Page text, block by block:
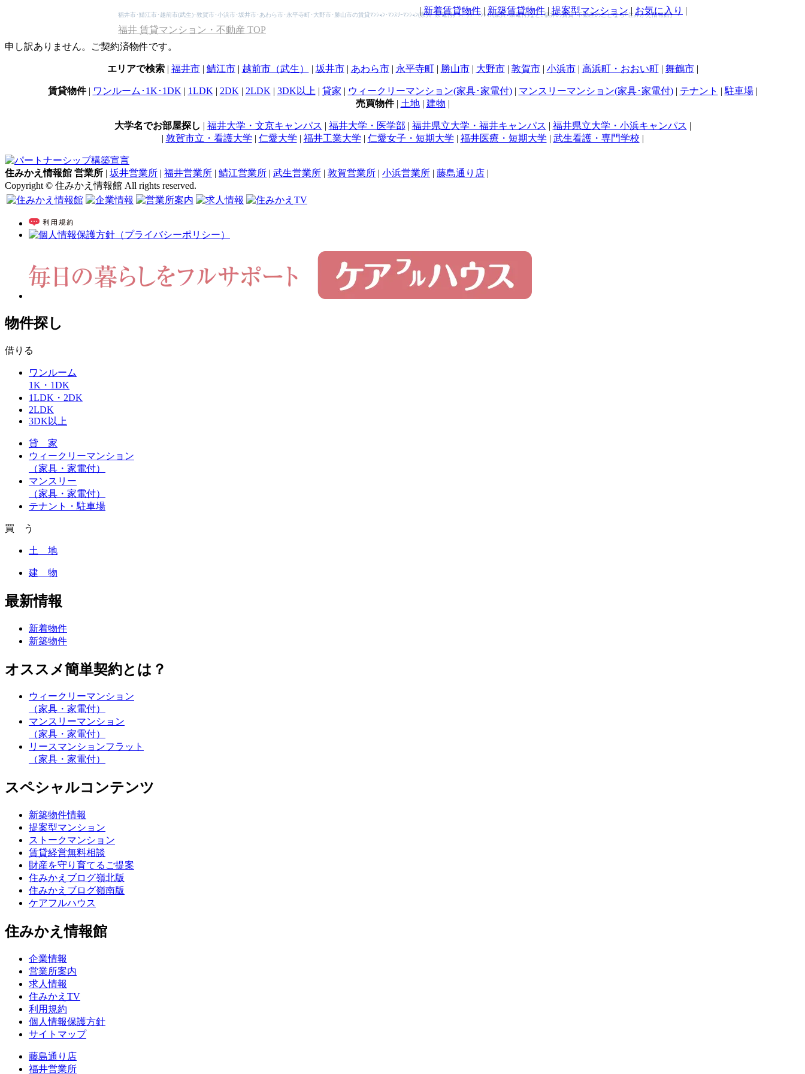
福井市･鯖江市･越前市(武生)･敦賀市･小浜市･坂井市･あわら市･永平寺町･大野市･勝山市の賃貸ﾏﾝｼｮﾝ･ﾏﾝｽﾘｰﾏﾝｼｮﾝ(家具･家電付)･ｳｨｰｸﾘｰ ﾏﾝｼｮﾝ(家具･家電付)など､福井の賃貸･不動産のことなら｢住みかえ情報館｣
|新着賃貸物件| 新築賃貸物件| 提案型マンション| お気に入り |
福井 賃貸マンション・不動産 TOP
申し訳ありません。ご契約済物件です。
エリアで検索| 福井市| 鯖江市| 越前市（武生） | 坂井市| あわら市| 永平寺町| 勝山市| 大野市| 敦賀市| 小浜市| 高浜町・おおい町| 舞鶴市|
賃貸物件| ワンルーム･1K･1DK | 1LDK | 2DK | 2LDK | 3DK以上 | 貸家 | ウィークリーマンション(家具･家電付)| マンスリーマンション(家具･家電付)| テナント | 駐車場|
売買物件| 土地| 建物 |
大学名でお部屋探し | 福井大学・文京キャンパス | 福井大学・医学部 | 福井県立大学・福井キャンパス | 福井県立大学・小浜キャンパス |
| 敦賀市立・看護大学 | 仁愛大学 | 福井工業大学 | 仁愛女子・短期大学 | 福井医療・短期大学 | 武生看護・専門学校 |
住みかえ情報館 営業所 | 坂井営業所 | 福井営業所 | 鯖江営業所 | 武生営業所 | 敦賀営業所 | 小浜営業所 | 藤島通り店 |
Copyright © 住みかえ情報館 All rights reserved.
物件探し
借りる
ワンルーム
1K・1DK
1LDK・2DK
2LDK
3DK以上
貸 家
ウィークリーマンション
（家具・家電付）
マンスリー
（家具・家電付）
テナント・駐車場
買 う
土 地
建 物
最新情報
新着物件
新築物件
オススメ簡単契約とは？
ウィークリーマンション
（家具・家電付）
マンスリーマンション
（家具・家電付）
リースマンションフラット
（家具・家電付）
スペシャルコンテンツ
新築物件情報
提案型マンション
ストークマンション
賃貸経営無料相談
財産を守り育てるご提案
住みかえブログ嶺北版
住みかえブログ嶺南版
ケアフルハウス
住みかえ情報館
企業情報
営業所案内
求人情報
住みかえTV
利用規約
個人情報保護方針
サイトマップ
藤島通り店
福井営業所